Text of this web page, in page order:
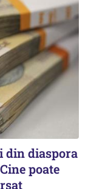
din diaspora
poate